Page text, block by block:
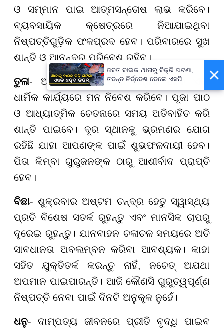
ଓ ସମ୍ମାନ ପାଇ ଆତ୍ମସନ୍ତୋଷ ଲାଭ କରିବେ।
ବ୍ୟବସାୟିକ କ୍ଷେତ୍ରରେ ନିଆଯାଇଥିବା
ନିଷ୍ପତ୍ତିଗୁଡ଼ିକ ଫଳପ୍ରଦ ହେବ। ପରିବାରରେ ସୁଖ
ଶାନ୍ତି ଓ ଆନନ୍ଦର ପରିବେଶ ରହିବ।
ତୁଳା- ଆପଣଙ୍କର ଭାଗ୍ୟ ଉନ୍ନତି ହେବ ଏବଂ
ଧାର୍ମିକ କାର୍ଯ୍ୟରେ ମନ ନିବେଶ କରିବେ। ପୂଜା ପାଠ
ଓ ଆଧ୍ୟାତ୍ମିକ ଚେତନାରେ ସମୟ ଅତିବାହିତ କରି
ଶାନ୍ତି ପାଇବେ। ଦୂର ସ୍ଥାନକୁ ଭ୍ରମଣର ଯୋଗ
ରହିଛି ଯାହା ଆପଣଙ୍କ ପାଇଁ ଶୁଭଫଳଦାୟୀ ହେବ।
ପିତା କିମ୍ବା ଗୁରୁଜନଙ୍କ ଠାରୁ ଆଶୀର୍ବାଦ ପ୍ରାପ୍ତି
ହେବ।
ବିଛା- ଶୁକ୍ରବାର ଅଷ୍ଟମ ଚନ୍ଦ୍ର ହେତୁ ସ୍ୱାସ୍ଥ୍ୟ
ପ୍ରତି ବିଶେଷ ସତର୍କ ରୁହନ୍ତୁ ଏବଂ ମାନସିକ ଚାପରୁ
ଦୂରେଇ ରୁହନ୍ତୁ। ଯାନବାହନ ଚଳାଚଳ ସମୟରେ ଅତି
ସାବଧାନତା ଅବଲମ୍ବନ କରିବା ଆବଶ୍ୟକ। କାହା
ସହିତ ଯୁକ୍ତିତର୍କ କରନ୍ତୁ ନାହିଁ, ନଚେତ୍ ଅଯଥା
ଅପମାନ ପାଇପାରନ୍ତି। ଆଜି କୌଣସି ଗୁରୁତ୍ୱପୂର୍ଣ୍ଣ
ନିଷ୍ପତ୍ତି ନେବା ପାଇଁ ଦିନଟି ଅନୁକୂଳ ନୁହେଁ।
ଧନୁ- ଦାମ୍ପତ୍ୟ ଜୀବନରେ ପ୍ରୀତି ବୃଦ୍ଧି ପାଇବ
×
ଜବତ ବାଇକ ଥାନାରୁ ବିକ୍ରି ଘଟଣା,
ତଦନ୍ତ ନିର୍ଦ୍ଦେଶ ଦେଲେ ଏସପି